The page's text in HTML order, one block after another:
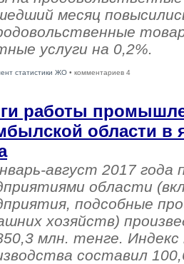
месяц
услуги на 0,2%.
статистики ЖО • комментариев 4
работы
области в
август 2017
области
подсобные
хозяйств)
млн. тенге.
составил